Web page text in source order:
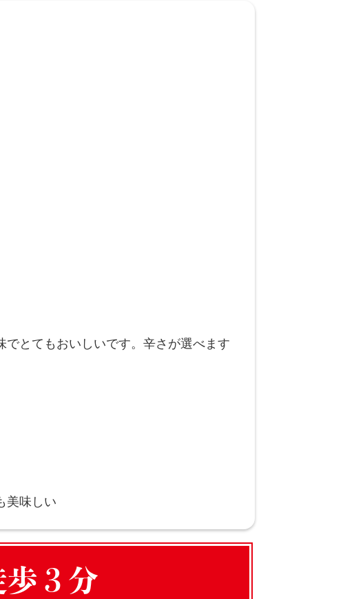
とてもおいしいです。辛さが選べます
美味しい
３分